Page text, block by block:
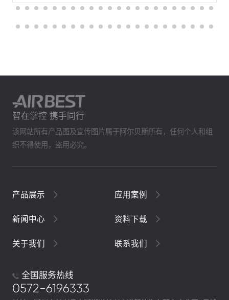
智在掌控 携手同行
该网站所有产品图及宣传图片属于阿尔贝斯所有，任何个人和组
织不得使用，盗用必究。
产品展示 应用案例
新闻中心 资料下载
关于我们 联系我们
全国服务热线
0572-6196333